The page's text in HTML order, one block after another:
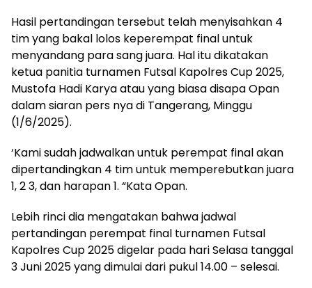
Hasil pertandingan tersebut telah menyisahkan 4
tim yang bakal lolos keperempat final untuk
menyandang para sang juara. Hal itu dikatakan
ketua panitia turnamen Futsal Kapolres Cup 2025,
Mustofa Hadi Karya atau yang biasa disapa Opan
dalam siaran pers nya di Tangerang, Minggu
(1/6/2025).
‘Kami sudah jadwalkan untuk perempat final akan
dipertandingkan 4 tim untuk memperebutkan juara
1, 2 3, dan harapan 1. “Kata Opan.
Lebih rinci dia mengatakan bahwa jadwal
pertandingan perempat final turnamen Futsal
Kapolres Cup 2025 digelar pada hari Selasa tanggal
3 Juni 2025 yang dimulai dari pukul 14.00 – selesai.